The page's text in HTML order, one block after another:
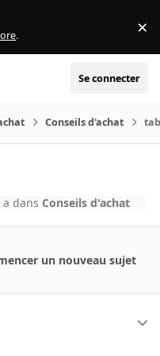
. ×
Se connecter
Conseils d'achat
a dans Conseils d'achat
un nouveau sujet